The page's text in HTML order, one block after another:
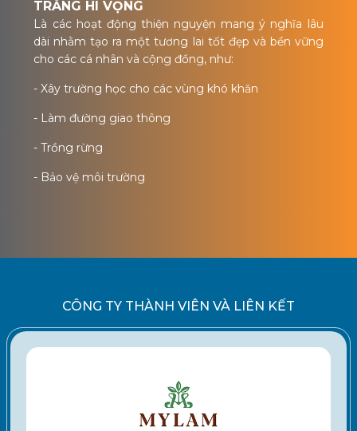
TRĂNG HI VỌNG
Là các hoạt động thiện nguyện mang ý nghĩa lâu
dài nhằm tạo ra một tương lai tốt đẹp và bền vững
cho các cá nhân và cộng đồng, như:
- Xây trường học cho các vùng khó khăn
- Làm đường giao thông
- Trồng rừng
- Bảo vệ môi trường
CÔNG TY THÀNH VIÊN VÀ LIÊN KẾT